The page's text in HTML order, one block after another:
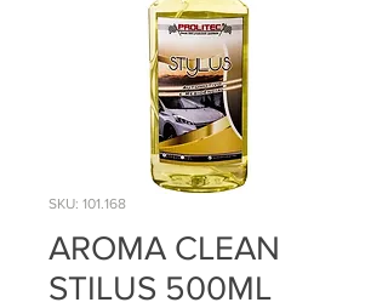
SKU: 101.168
AROMA CLEAN
STILUS 500ML